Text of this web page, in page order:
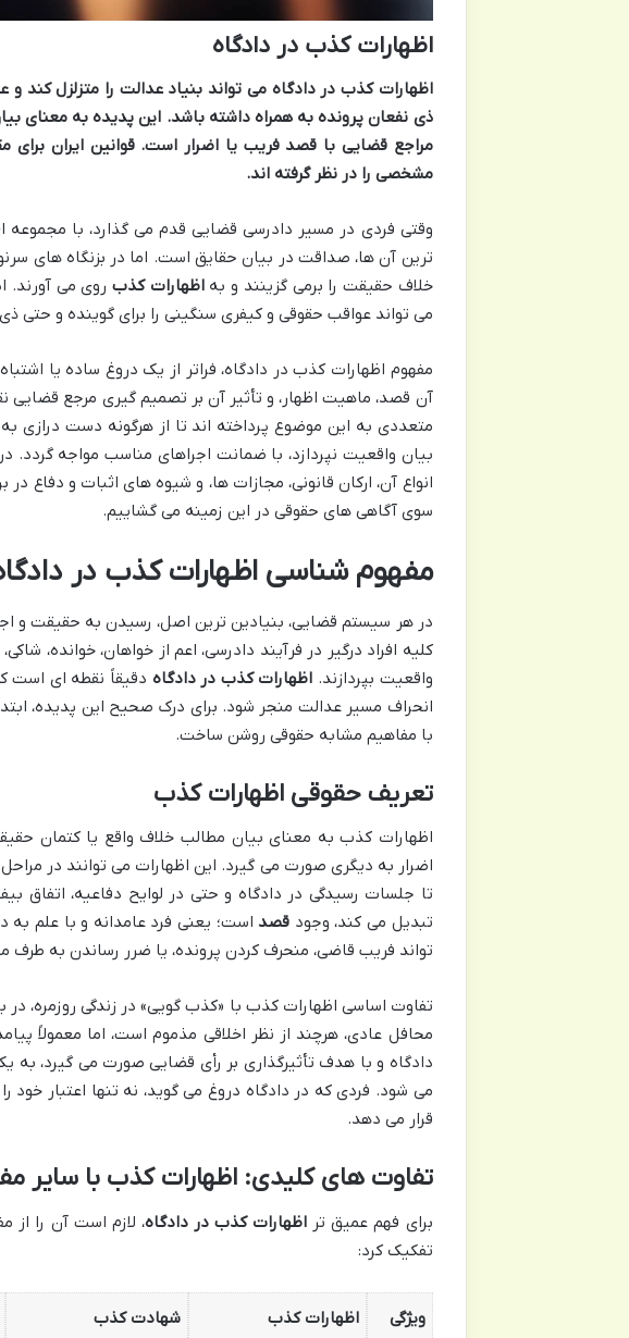
اظهارات کذب در دادگاه
اظهارات کذب در دادگاه می تواند بنیاد عدالت را متزلزل کند
ذی نفعان پرونده به همراه داشته باشد. این پدیده به معنای
مراجع قضایی با قصد فریب یا اضرار است. قوانین ایران
مشخصی را در نظر گرفته اند.
وقتی فردی در مسیر دادرسی قضایی قدم می گذارد، با مجموعه
ترین آن ها، صداقت در بیان حقایق است. اما در بزنگاه های
خلاف حقیقت را برمی گزینند و بهاظهارات کذب روی می آورند.
می تواند عواقب حقوقی و کیفری سنگینی را برای گوینده و حتی
مفهوم اظهارات کذب در دادگاه، فراتر از یک دروغ ساده یا
آن قصد، ماهیت اظهار، و تأثیر آن بر تصمیم گیری مرجع قضایی
متعددی به این موضوع پرداخته اند تا از هرگونه دست
بیان واقعیت نپردازد، با ضمانت اجراهای مناسب مواجه گردد.
انواع آن، ارکان قانونی، مجازات ها، و شیوه های اثبات و دفاع
سوی آگاهی های حقوقی در این زمینه می گشاییم.
مفهوم شناسی اظهارات کذب در
در هر سیستم قضایی، بنیادین ترین اصل، رسیدن به حقیقت و
کلیه افراد درگیر در فرآیند دادرسی، اعم از خواهان، خوانده،
واقعیت بپردازند. اظهارات کذب در دادگاه دقیقاً نقطه ای است
انحراف مسیر عدالت منجر شود. برای درک صحیح این پدیده،
با مفاهیم مشابه حقوقی روشن ساخت.
تعریف حقوقی اظهارات کذب
اظهارات کذب به معنای بیان مطالب خلاف واقع یا کتمان
اضرار به دیگری صورت می گیرد. این اظهارات می توانند در
تا جلسات رسیدگی در دادگاه و حتی در لوایح دفاعیه، اتفاق
تبدیل می کند، وجود قصداست؛ یعنی فرد عامدانه و با علم
تواند فریب قاضی، منحرف کردن پرونده، یا ضرر رساندن به طرف
تفاوت اساسی اظهارات کذب با «کذب گویی» در زندگی روزمره،
محافل عادی، هرچند از نظر اخلاقی مذموم است، اما معمولاً
دادگاه و با هدف تأثیرگذاری بر رأی قضایی صورت می گیرد،
می شود. فردی که در دادگاه دروغ می گوید، نه تنها اعتبار
قرار می دهد.
تفاوت های کلیدی: اظهارات کذب با سایر
برای فهم عمیق تر اظهارات کذب در دادگاه، لازم است آن را از
تفکیک کرد:
ویژگی اظهارات کذب شهادت کذب